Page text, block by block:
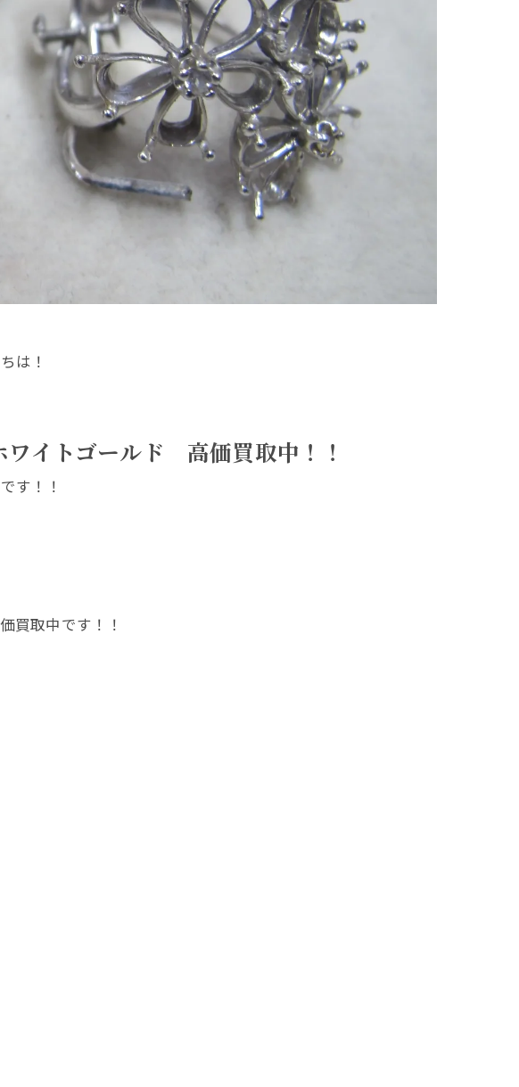
！
トゴールド 高価買取中！！
す！！
買取中です！！